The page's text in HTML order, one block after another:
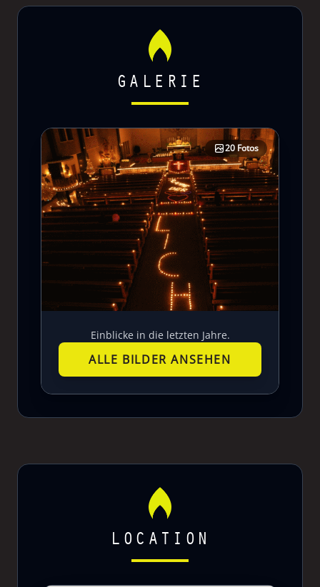
GALERIE
20 Fotos
Einblicke in die letzten Jahre.
ALLE BILDER ANSEHEN
LOCATION